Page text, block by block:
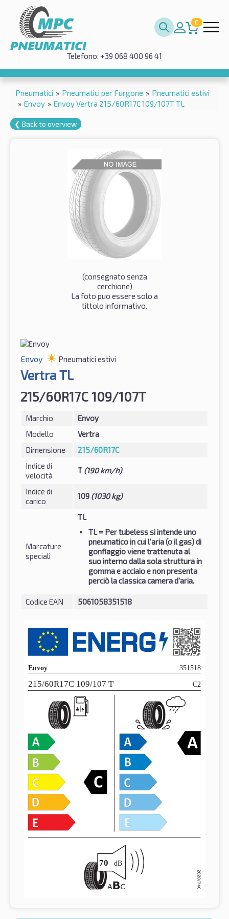
0
Telefono: +39 068 400 96 41
Pneumatici » Pneumatici per Furgone » Pneumatici estivi
» Envoy » Envoy Vertra 215/60R17C 109/107T TL
❮ Back to overview
(consegnato senza
cerchione)
La foto puo essere solo a
tittolo informativo.
Envoy Pneumatici estivi
Vertra TL
215/60R17C 109/107T
Marchio
Envoy
Modello
Vertra
Dimensione
215/60R17C
Indice di
velocità
T (190 km/h)
Indice di
carico
109 (1030 kg)
Marcature
speciali
TL
TL= Per tubeless si intende uno
pneumatico in cui l'aria (o il gas) di
gonfiaggio viene trattenuta al
suo interno dalla sola struttura in
gomma e acciaio e non presenta
perciò la classica camera d'aria.
Codice EAN 5061058351518